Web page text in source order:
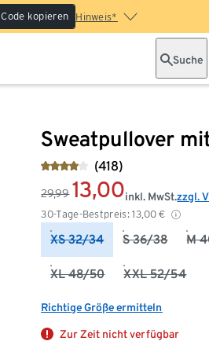
Code kopieren Hinweis*
Suche
Sweatpullover
(418)
29,99 13,00
30-Tage-Bestpreis: 13,00 €
inkl. MwSt.zzgl.
XS 32/34 S 36/38 M
XL 48/50 XXL 52/54
Richtige Größe ermitteln
Zur Zeit nicht verfügbar